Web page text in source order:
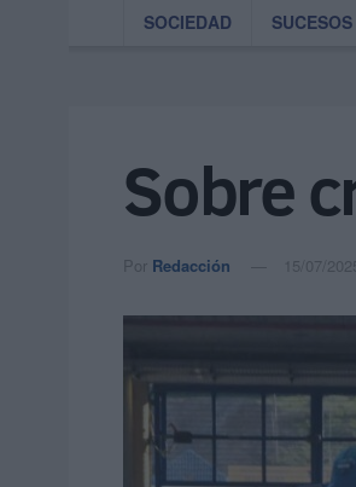
SOCIEDAD SUCESOS
Sobre
Por Redacción 15/07/